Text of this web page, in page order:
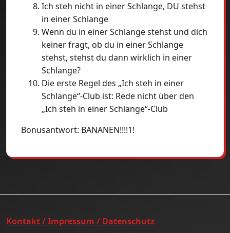
Ich steh nicht in einer Schlange, DU stehst
in einer Schlange
Wenn du in einer Schlange stehst und dich
keiner fragt, ob du in einer Schlange
stehst, stehst du dann wirklich in einer
Schlange?
Die erste Regel des „Ich steh in einer
Schlange“-Club ist: Rede nicht über den
„Ich steh in einer Schlange“-Club
Bonusantwort: BANANEN!!!!1!
Kontakt / Impressum / Datenschutz